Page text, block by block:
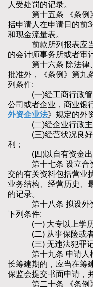
人受处罚的记录。
第十五条 《条例》
括申请人在申请日的前
和现金流量表。
前款所列报表应当
的会计师事务所或者审
第十六条 除法律、
批准外，《条例》第九
列条件:
(一)经工商行政管理
公司或者企业，商业银
外资企业法》规定的外
(二)经企业行政主管
(三)经营状况良好，
利；
(四)以自有资金出资
第十七条 设立合资
交的有关资料包括营业
业务结构、经营历史、
的记录。
第十八条 拟设外资
下列条件:
(一) 大专以上学历
(二) 从事保险或者
(三) 无违法犯罪记
第十九条 申请人根
长筹建期的，应当在筹
保监会提交书面申请，
第二十条 《条例》